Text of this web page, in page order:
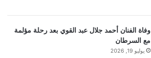
وفاة الفنان أحمد جلال عبد القوي بعد رحلة مؤلمة
مع السرطان
يوليو 19, 2026